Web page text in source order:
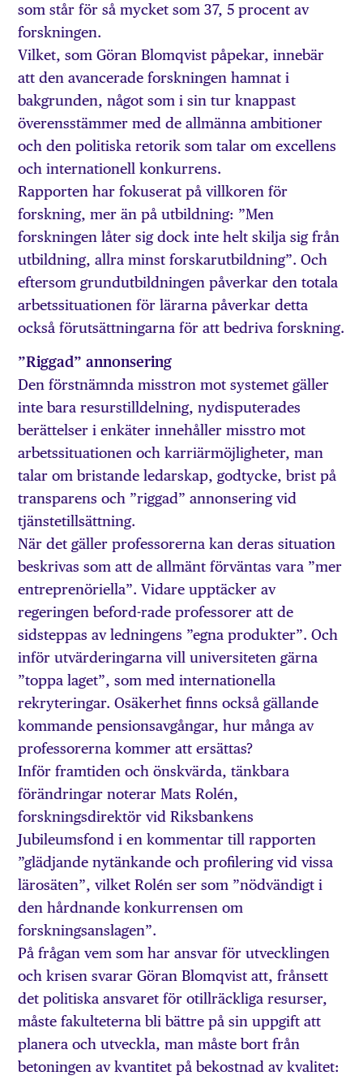
som står för så mycket som 37, 5 procent av
forskningen.
Vilket, som Göran Blomqvist påpekar, innebär
att den avancerade forskningen hamnat i
bakgrunden, något som i sin tur knappast
överensstämmer med de allmänna ambitioner
och den politiska retorik som talar om excellens
och internationell konkurrens.
Rapporten har fokuserat på villkoren för
forskning, mer än på utbildning: ”Men
forskningen låter sig dock inte helt skilja sig från
utbildning, allra minst forskarutbildning”. Och
eftersom grundutbildningen påverkar den totala
arbetssituationen för lärarna påverkar detta
också förutsättningarna för att bedriva forskning.
”Riggad” annonsering
Den förstnämnda misstron mot systemet gäller
inte bara resurstilldelning, nydisputerades
berättelser i enkäter innehåller misstro mot
arbetssituationen och karriärmöjligheter, man
talar om bristande ledarskap, godtycke, brist på
transparens och ”riggad” annonsering vid
tjänstetillsättning.
När det gäller professorerna kan deras situation
beskrivas som att de allmänt förväntas vara ”mer
entreprenöriella”. Vidare upptäcker av
regeringen beford-rade professorer att de
sidsteppas av ledningens ”egna produkter”. Och
inför utvärderingarna vill universiteten gärna
”toppa laget”, som med internationella
rekryteringar. Osäkerhet finns också gällande
kommande pensionsavgångar, hur många av
professorerna kommer att ersättas?
Inför framtiden och önskvärda, tänkbara
förändringar noterar Mats Rolén,
forskningsdirektör vid Riksbankens
Jubileumsfond i en kommentar till rapporten
”glädjande nytänkande och profilering vid vissa
lärosäten”, vilket Rolén ser som ”nödvändigt i
den hårdnande konkurrensen om
forskningsanslagen”.
På frågan vem som har ansvar för utvecklingen
och krisen svarar Göran Blomqvist att, frånsett
det politiska ansvaret för otillräckliga resurser,
måste fakulteterna bli bättre på sin uppgift att
planera och utveckla, man måste bort från
betoningen av kvantitet på bekostnad av kvalitet: